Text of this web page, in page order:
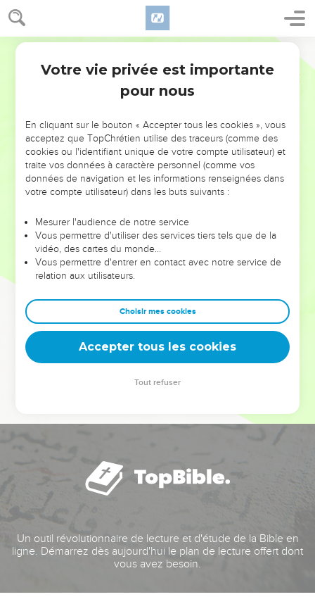
NE MANQUEZ PAS L’ÉVÉNEMENT
DE L’ANNÉE !
ET SI LEURS ERREURS POUVAIENT VOUS ÉVITER LES
VOTRES ?
leur foi ou leur vision. Mais on voit moins les doutes, les erreurs
et les saisons difficiles qu'ils ont traversés, alors même que ce
sont elles qui les ont façonnés.
Dans cette conférence, leaders, entrepreneurs, et responsables
clés pour avancer avec plus de sagesse afin que leurs erreurs
deviennent vos tremplins. Que vous guidiez un ministère, une
équipe, un groupe ou une famille, leur expérience est faite
Un outil révolutionnaire de lecture et d'étude de la Bible en
ligne. Démarrez dès aujourd'hui le plan de lecture offert dont
vous avez besoin.
Votre vie privée est importante
pour nous
En cliquant sur le bouton « Accepter tous les cookies », vous
acceptez que TopChrétien utilise des traceurs (comme des
cookies ou l'identifiant unique de votre compte utilisateur) et
traite vos données à caractère personnel (comme vos
données de navigation et les informations renseignées dans
votre compte utilisateur) dans les buts suivants :
Mesurer l'audience de notre service
Vous permettre d'utiliser des services tiers tels que de la
vidéo, des cartes du monde…
Vous permettre d'entrer en contact avec notre service de
relation aux utilisateurs.
Choisir mes cookies
Accepter tous les cookies
Tout refuser